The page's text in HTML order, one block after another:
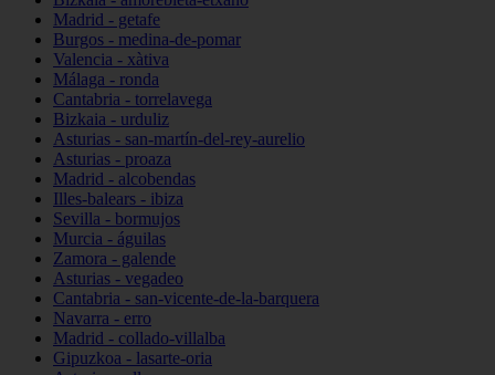
Madrid - getafe
Burgos - medina-de-pomar
Valencia - xàtiva
Málaga - ronda
Cantabria - torrelavega
Bizkaia - urduliz
Asturias - san-martín-del-rey-aurelio
Asturias - proaza
Madrid - alcobendas
Illes-balears - ibiza
Sevilla - bormujos
Murcia - águilas
Zamora - galende
Asturias - vegadeo
Cantabria - san-vicente-de-la-barquera
Navarra - erro
Madrid - collado-villalba
Gipuzkoa - lasarte-oria